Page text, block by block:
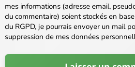
mes informations (adresse email,
du commentaire) soient stockés en
du RGPD, je pourrais envoyer un mail
suppression de mes données